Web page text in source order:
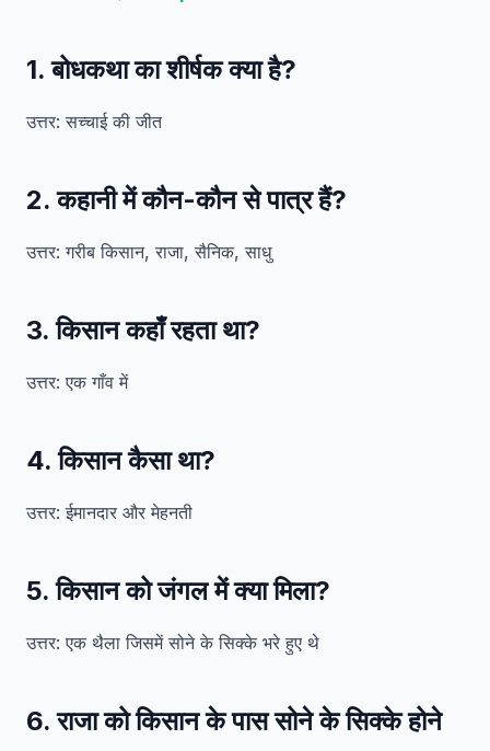
1. बोधकथा का शीर्षक क्या है?
उत्तर: सच्चाई की जीत
2. कहानी में कौन-कौन से पात्र हैं?
उत्तर: गरीब किसान, राजा, सैनिक, साधु
3. किसान कहाँ रहता था?
उत्तर: एक गाँव में
4. किसान कैसा था?
उत्तर: ईमानदार और मेहनती
5. किसान को जंगल में क्या मिला?
उत्तर: एक थैला जिसमें सोने के सिक्के भरे हुए थे
6. राजा को किसान के पास सोने के सिक्के होने